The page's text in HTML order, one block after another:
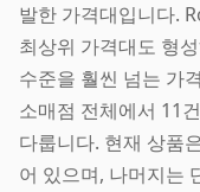
발한 가격대입니다.
최상위 가격대도 형
수준을 훨씬 넘는 가
소매점 전체에서 11
다룹니다. 현재 상품
어 있으며, 나머지는